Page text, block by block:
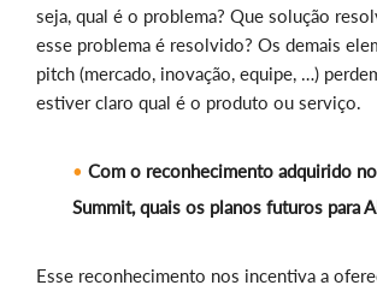
seja, qual é o problema? Que solução
esse problema é resolvido? Os demais
pitch (mercado, inovação, equipe, …)
estiver claro qual é o produto ou serviço.
Com o reconhecimento adquirido
Summit, quais os planos futuros para
Esse reconhecimento nos incentiva a